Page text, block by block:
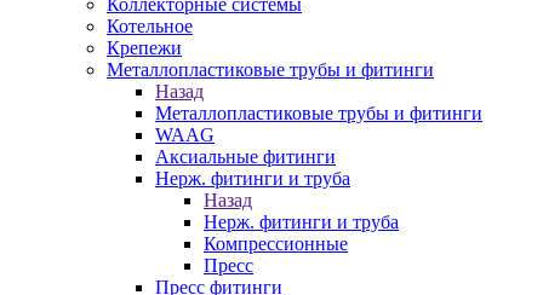
Коллекторные системы
Котельное
Крепежи
Металлопластиковые трубы и фитинги
Назад
Металлопластиковые трубы и фитинги
WAAG
Аксиальные фитинги
Нерж. фитинги и труба
Назад
Нерж. фитинги и труба
Компрессионные
Пресс
Пресс фитинги